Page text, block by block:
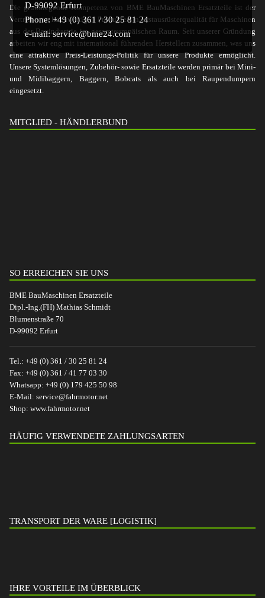
D-99092 Erfurt
Phone: +49 (0) 361 / 30 25 81 24
e-mail: service@bme24.com
Die grundlegende Kompetenz von BME BauMaschinen Ersatzteile ist der
Vertrieb von hochwertigen Produkten in Erstausrüsterqualität für Maschinen
aus der Bauindustrie im gesamteuropäischen Raum. Seit unserer Gründung
arbeiten wir eng mit international führenden Herstellern zusammen, was uns
eine attraktive Preis-Leistungs-Politik für unsere Produkte ermöglicht.
Unsere Systemlösungen, Zubehör- sowie Ersatzteile werden primär bei Mini-
und Midibaggern, Baggern, Bobcats als auch bei Raupendumpern
eingesetzt.
MITGLIED - HÄNDLERBUND
SO ERREICHEN SIE UNS
BME BauMaschinen Ersatzteile
Dipl.-Ing.(FH) Mathias Schmidt
Blumenstraße 70
D-99092 Erfurt
Tel.: +49 (0) 361 / 30 25 81 24
Fax: +49 (0) 361 / 41 77 03 30
Whatsapp: +49 (0) 179 425 50 98
E-Mail: service@fahrmotor.net
Shop: www.fahrmotor.net
HÄUFIG VERWENDETE ZAHLUNGSARTEN
TRANSPORT DER WARE [LOGISTIK]
IHRE VORTEILE IM ÜBERBLICK